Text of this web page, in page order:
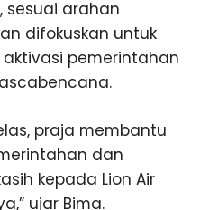
sesuai arahan
difokuskan untuk
pemerintahan
praja membantu
dan
kepada Lion Air
ujar Bima.